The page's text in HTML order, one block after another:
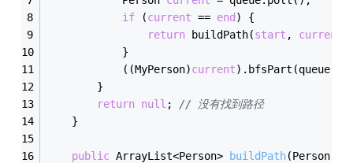
if (current == end ) {
return buildPath(start , current
            }
            ((MyPerson)
current).bfsPart(queue);
        }
return null ; // 没有找到路径
    }
public ArrayList<Person> buildPath(Person